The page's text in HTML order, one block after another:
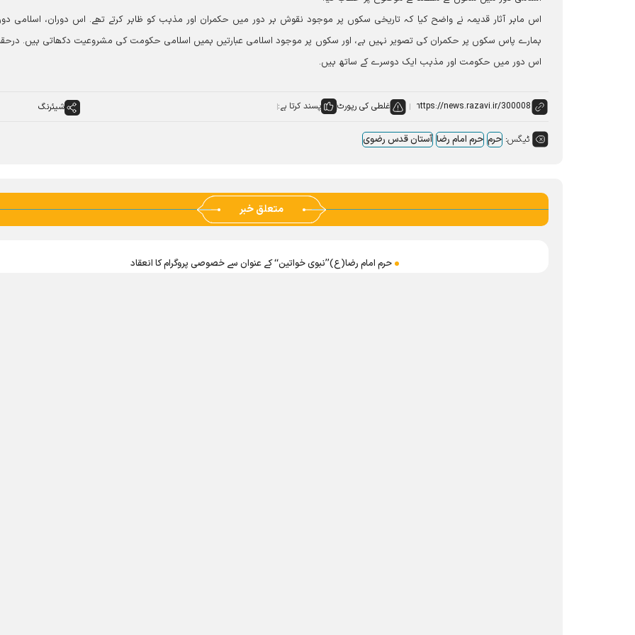
اس ماہر آثار قدیمہ نے واضح کیا کہ تاریخی سکوں پر موجود نقوش ہر دور میں حکمران اور مذہب کو ظاہر کرتے تھے۔ اس دوران، اسلامی
ہمارے پاس سکوں پر حکمران کی تصویر نہیں ہے، اور سکوں پر موجود اسلامی عبارتیں ہمیں اسلامی حکومت کی مشروعیت دکھاتی ہیں۔
اس دور میں حکومت اور مذہب ایک دوسرے کے ساتھ ہیں۔
غلطی کی رپورٹ پسند کرتا ہے: شیئرنگ
ٹیگس: حرم حرم امام رضا آستان قدس رضوی
متعلق خبر
حرم امام رضا(ع)’’نبوی خواتین‘‘ کے عنوان سے خصوصی پروگرام کا انعقاد